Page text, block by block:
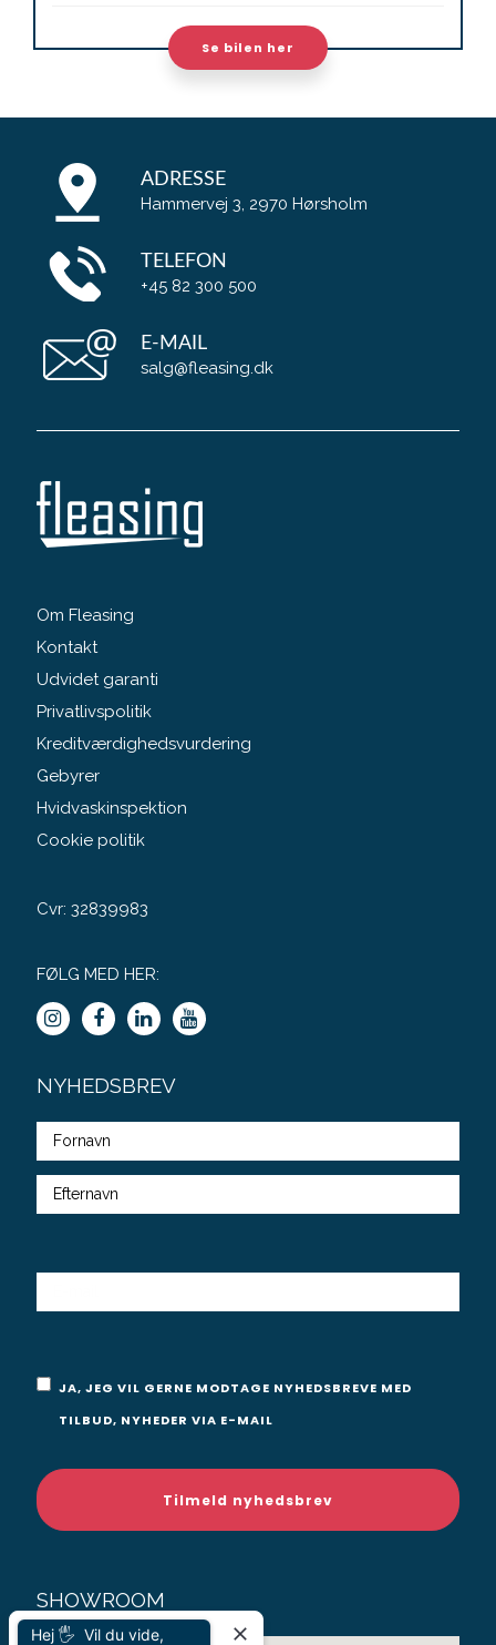
Se bilen her
ADRESSE
Hammervej 3, 2970 Hørsholm
TELEFON
+45 82 300 500
E-MAIL
salg@fleasing.dk
Om Fleasing
Kontakt
Udvidet garanti
Privatlivspolitik
Kreditværdighedsvurdering
Gebyrer
Hvidvaskinspektion
Cookie politik
Cvr: 32839983
FØLG MED HER:
NYHEDSBREV
Fulde
navn
Samtykke
JA, JEG VIL GERNE MODTAGE NYHEDSBREVE MED
TILBUD, NYHEDER VIA E-MAIL
SHOWROOM
Hej 🖐 Vil du vide,